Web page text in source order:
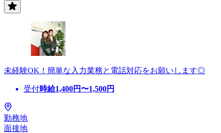
未経験OK！簡単な入力業務と電話対応をお願いします◎
受付時給1,400円〜1,500円
勤務地
面接地